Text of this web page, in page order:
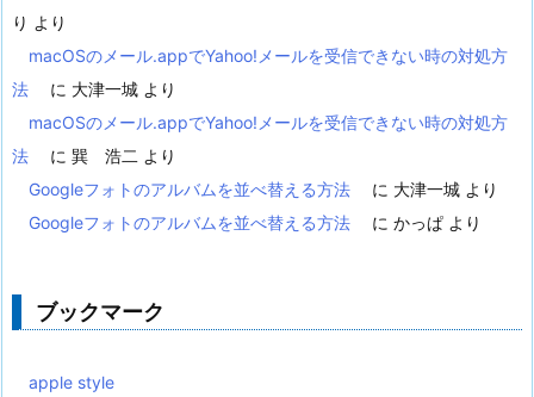
り より
macOSのメール.appでYahoo!メールを受信できない時の対処方
法
に 大津一城 より
macOSのメール.appでYahoo!メールを受信できない時の対処方
法
に 巽 浩二 より
Googleフォトのアルバムを並べ替える方法
に 大津一城 より
Googleフォトのアルバムを並べ替える方法
に かっぱ より
ブックマーク
apple style